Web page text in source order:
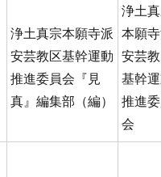
浄土真宗本願寺派
安芸教区基幹運動
推進委員会『見
真』編集部（編）
浄土
本願
安芸
基幹
推進
会